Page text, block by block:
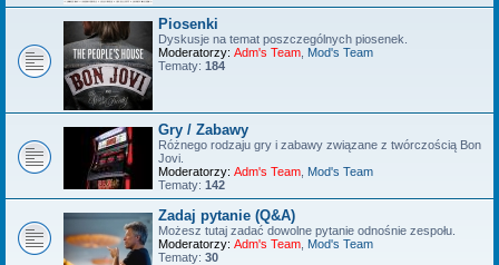
Piosenki
Dyskusje na temat poszczególnych piosenek.
Moderatorzy: Adm's Team Mod's Team
Tematy: 184
Gry / Zabawy
Różnego rodzaju gry i zabawy związane z twórczością Bon
Jovi.
Moderatorzy: Adm's Team Mod's Team
Tematy: 142
Zadaj pytanie (Q&A)
Możesz tutaj zadać dowolne pytanie odnośnie zespołu.
Moderatorzy: Adm's Team Mod's Team
Tematy: 30